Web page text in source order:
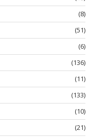
(8)
(51)
(6)
(136)
(11)
(133)
(10)
(21)